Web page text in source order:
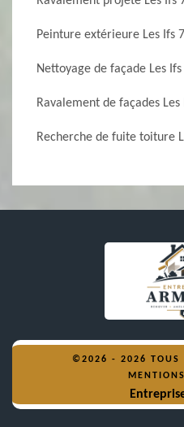
Peinture extérieure Les Ifs
Nettoyage de façade Les
Ravalement de façades Les
Recherche de fuite toiture
©2026 - 2026 TOUS